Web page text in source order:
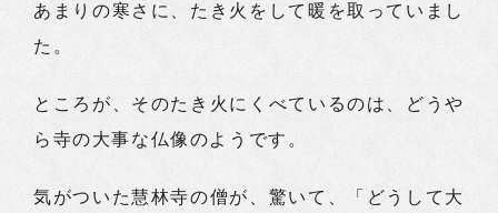
あまりの寒さに、たき火をして暖を取っていまし
た。
ところが、そのたき火にくべているのは、どうや
ら寺の大事な仏像のようです。
気がついた慧林寺の僧が、驚いて、「どうして大